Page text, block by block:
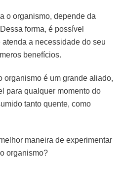
o organismo, depende da
forma, é possível
a necessidade do seu
benefícios.
organismo é um grande aliado,
para qualquer momento do
tanto quente, como
maneira de experimentar
organismo?